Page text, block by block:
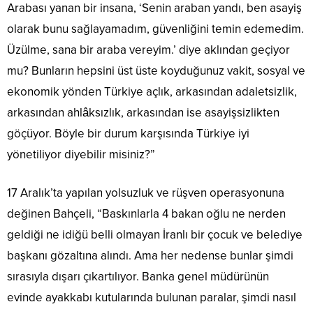
Arabası yanan bir insana, ‘Senin araban yandı, ben asayiş
olarak bunu sağlayamadım, güvenliğini temin edemedim.
Üzülme, sana bir araba vereyim.’ diye aklından geçiyor
mu? Bunların hepsini üst üste koyduğunuz vakit, sosyal ve
ekonomik yönden Türkiye açlık, arkasından adaletsizlik,
arkasından ahlâksızlık, arkasından ise asayişsizlikten
göçüyor. Böyle bir durum karşısında Türkiye iyi
yönetiliyor diyebilir misiniz?”
17 Aralık’ta yapılan yolsuzluk ve rüşven operasyonuna
değinen Bahçeli, “Baskınlarla 4 bakan oğlu ne nerden
geldiği ne idiğü belli olmayan İranlı bir çocuk ve belediye
başkanı gözaltına alındı. Ama her nedense bunlar şimdi
sırasıyla dışarı çıkartılıyor. Banka genel müdürünün
evinde ayakkabı kutularında bulunan paralar, şimdi nasıl